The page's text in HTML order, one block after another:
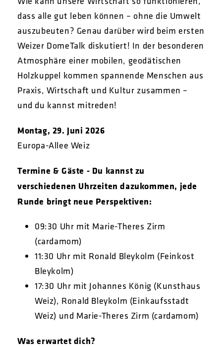
dass alle gut leben können – ohne die Umwelt
auszubeuten? Genau darüber wird beim ersten
Weizer DomeTalk diskutiert! In der besonderen
Atmosphäre einer mobilen, geodätischen
Holzkuppel kommen spannende Menschen aus
Praxis, Wirtschaft und Kultur zusammen –
und du kannst mitreden!
Montag, 29. Juni 2026
Europa-Allee Weiz
Termine & Gäste - Du kannst zu
verschiedenen Uhrzeiten dazukommen, jede
Runde bringt neue Perspektiven:
09:30 Uhr mit Marie-Theres Zirm
(cardamom)
11:30 Uhr mit Ronald Bleykolm (Feinkost
Bleykolm)
17:30 Uhr mit Johannes König (Kunsthaus
Weiz), Ronald Bleykolm (Einkaufsstadt
Weiz) und Marie-Theres Zirm (cardamom)
Was erwartet dich?